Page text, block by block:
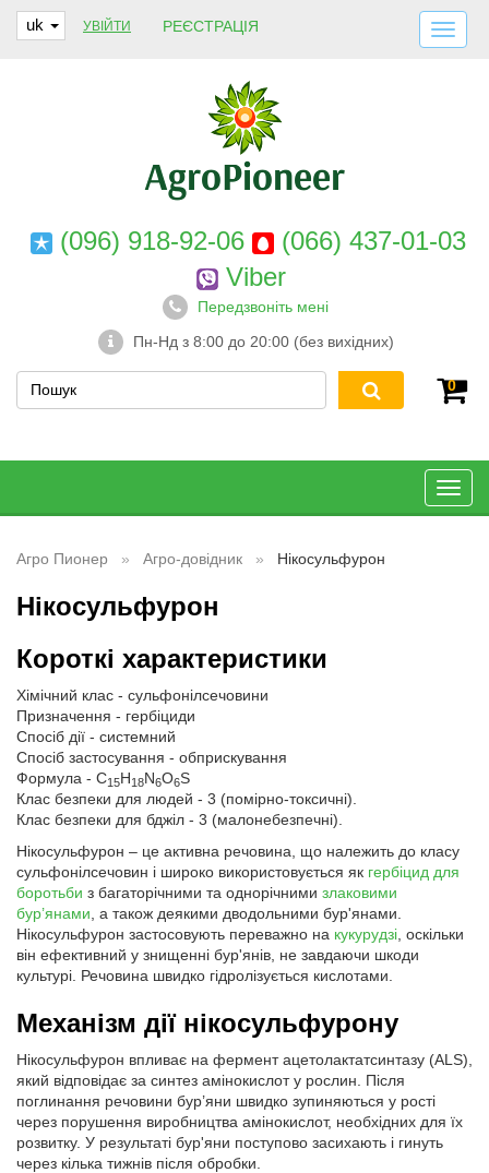
uk УВІЙТИ РЕЄСТРАЦІЯ
ДОСТАВКА І ОПЛАТА
ПРО НАС
ГАРАНТІЇ
КОНТАКТИ
(096) 918-92-06
(066) 437-01-03
Viber
Передзвоніть мені
Пн-Нд з 8:00 до 20:00 (без вихідних)
0
Агро Пионер Агро-довідник Нікосульфурон
Нікосульфурон
Короткі характеристики
Хімічний клас - сульфонілсечовини
Призначення - гербіциди
Спосіб дії - системний
Спосіб застосування - обприскування
Формула - C15H18N6O6S
Клас безпеки для людей - 3 (помірно-токсичні).
Клас безпеки для бджіл - 3 (малонебезпечні).
Нікосульфурон – це активна речовина, що належить до класу
сульфонілсечовин і широко використовується як гербіцид для
боротьби з багаторічними та однорічними злаковими
бур’янами , а також деякими дводольними бур'янами.
Нікосульфурон застосовують переважно на кукурудзі , оскільки
він ефективний у знищенні бур'янів, не завдаючи шкоди
культурі. Речовина швидко гідролізується кислотами.
Механізм дії нікосульфурону
Нікосульфурон впливає на фермент ацетолактатсинтазу (ALS),
який відповідає за синтез амінокислот у рослин. Після
поглинання речовини бур’яни швидко зупиняються у рості
через порушення виробництва амінокислот, необхідних для їх
розвитку. У результаті бур'яни поступово засихають і гинуть
через кілька тижнів після обробки.